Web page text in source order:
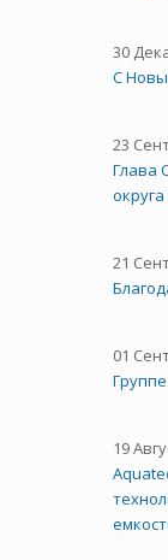
30
С
23
Глава
21
01
19